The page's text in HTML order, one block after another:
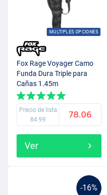
MULTIPLES OPCIONES
Fox Rage Voyager Camo
Funda Dura Triple para
Cañas 1.45m
Precio de lista
84.99
78.06
Ver
-16%